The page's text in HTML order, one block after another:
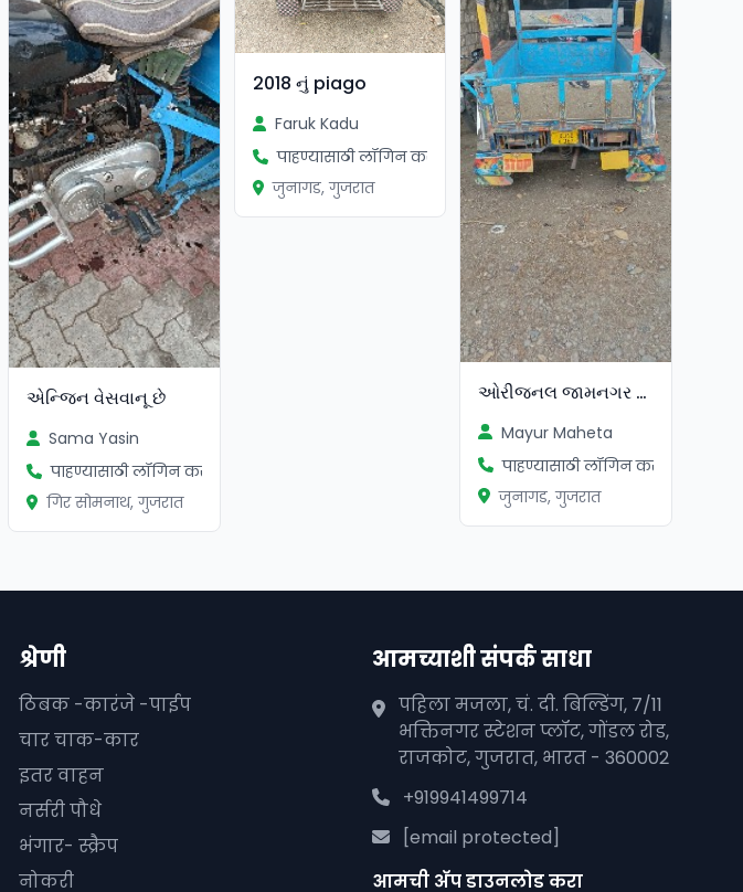
એન્જિન વેસવાનૂ છે
Sama Yasin
पाहण्यासाठी लॉगिन करा
गिर सोमनाथ, गुजरात
2018 નું piago
Faruk Kadu
पाहण्यासाठी लॉगिन करा
जुनागड, गुजरात
ઓરીજનલ જામનગર દેવાંગ ની ગાડી
Mayur Maheta
पाहण्यासाठी लॉगिन करा
जुनागड, गुजरात
श्रेणी
ठिबक -कारंजे -पाईप
चार चाक-कार
इतर वाहन
नर्सरी पौधे
भंगार- स्क्रैप
नोकरी
आमच्याशी संपर्क साधा
पहिला मजला, चं. दी. बिल्डिंग, 7/11
भक्तिनगर स्टेशन प्लॉट, गोंडल रोड,
राजकोट, गुजरात, भारत - 360002
+919941499714
[email protected]
आमची अ‍ॅप डाउनलोड करा